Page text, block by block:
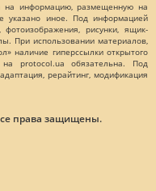
на информацию, размещенную на
указано иное. Под информацией
рисунки, ящик-
При использовании материалов,
наличие гиперссылки открытого
protocol.ua обязательна. Под
рерайтинг, модификация
права защищены.